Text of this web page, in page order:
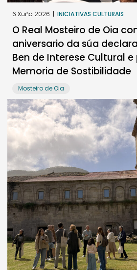
6 Xuño 2026 | INICIATIVAS CULTURAIS
O Real Mosteiro de Oia
aniversario da súa
Ben de Interese Cultural
Memoria de Sostibilidade
Mosteiro de Oia